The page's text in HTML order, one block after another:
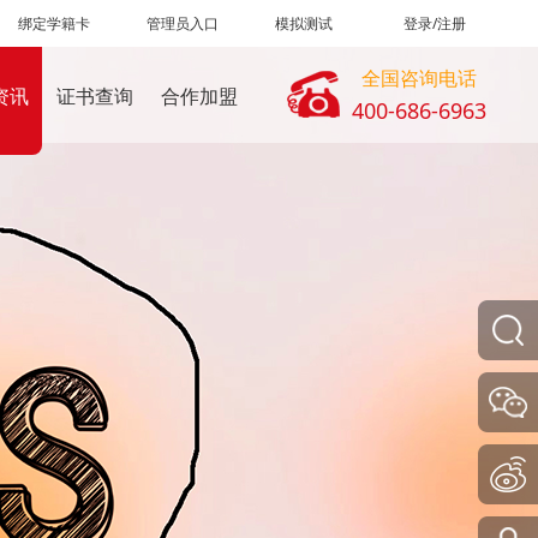
绑定学籍卡 管理员入口 模拟测试 登录/注册
讯 证书查询 合作加盟
全国咨询电话
400-686-6963